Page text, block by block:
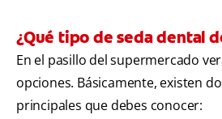
¿Qué tipo de seda dental
En el pasillo del supermercado
opciones. Básicamente, existen
principales que debes conocer: